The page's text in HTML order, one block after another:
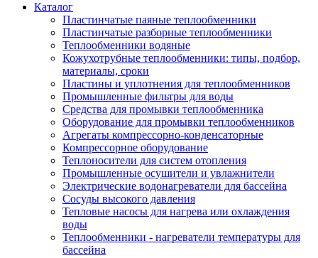
Каталог
Пластинчатые паяные теплообменники
Пластинчатые разборные теплообменники
Теплообменники водяные
Кожухотрубные теплообменники: типы, подбор,
материалы, сроки
Пластины и уплотнения для теплообменников
Промышленные фильтры для воды
Средства для промывки теплообменника
Оборудование для промывки теплообменников
Агрегаты компрессорно-конденсаторные
Компрессорное оборудование
Теплоносители для систем отопления
Промышленные осушители и увлажнители
Электрические водонагреватели для бассейна
Сосуды высокого давления
Тепловые насосы для нагрева или охлаждения
воды
Теплообменники - нагреватели температуры для
бассейна